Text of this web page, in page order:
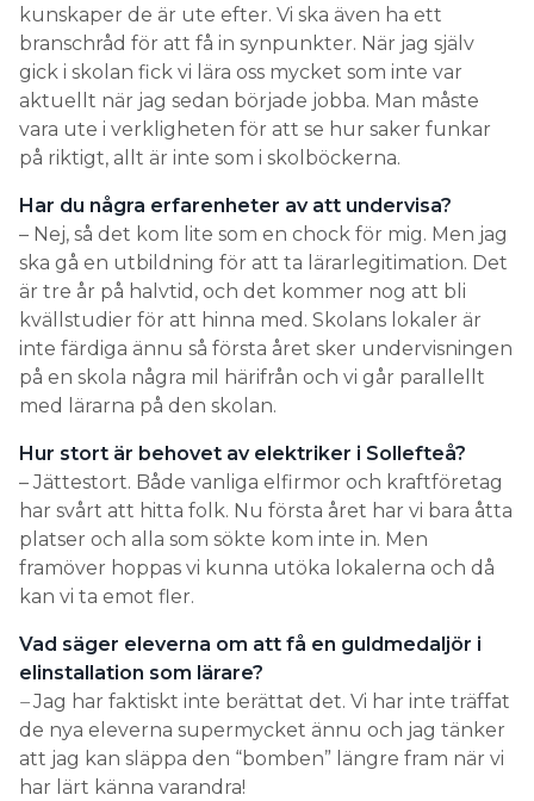
kunskaper de är ute efter. Vi ska även ha ett
branschråd för att få in synpunkter. När jag själv
gick i skolan fick vi lära oss mycket som inte var
aktuellt när jag sedan började jobba. Man måste
vara ute i verkligheten för att se hur saker funkar
på riktigt, allt är inte som i skolböckerna.
Har du några erfarenheter av att undervisa?
– Nej, så det kom lite som en chock för mig. Men jag
ska gå en utbildning för att ta lärarlegitimation. Det
är tre år på halvtid, och det kommer nog att bli
kvällstudier för att hinna med. Skolans lokaler är
inte färdiga ännu så första året sker undervisningen
på en skola några mil härifrån och vi går parallellt
med lärarna på den skolan.
Hur stort är behovet av elektriker i Sollefteå?
– Jättestort. Både vanliga elfirmor och kraftföretag
har svårt att hitta folk. Nu första året har vi bara åtta
platser och alla som sökte kom inte in. Men
framöver hoppas vi kunna utöka lokalerna och då
kan vi ta emot fler.
Vad säger eleverna om att få en guldmedaljör i
elinstallation som lärare?
–Jag har faktiskt inte berättat det. Vi har inte träffat
de nya eleverna supermycket ännu och jag tänker
att jag kan släppa den “bomben” längre fram när vi
har lärt känna varandra!